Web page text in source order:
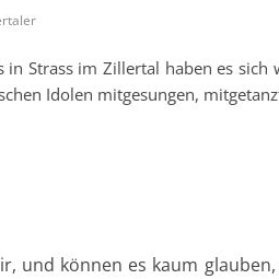
Strass im Zillertal haben es sich
Idolen mitgesungen,
und können es kaum